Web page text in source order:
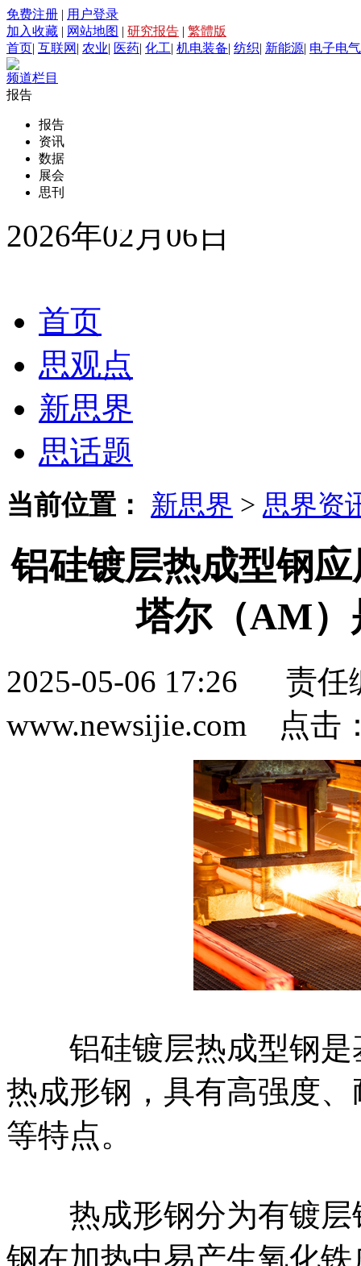
免费注册 | 用户登录
加入收藏 | 网站地图 | 研究报告 | 繁體版
首页| 互联网 | 农业| 医药| 化工| 机电装备| 纺织| 新能源| 电子电气
频道栏目
报告
报告
资讯
数据
展会
思刊
2026年02月06日
首页
思观点
新思界
思话题
当前位置： 新思界 > 思界资
铝硅镀层热成型钢
塔尔（AM）
2025-05-06 17:26 责
www.newsijie.com 点击
铝硅镀层热成型钢是
热成形钢，具有高强度
等特点。
热成形钢分为有镀层
钢在加热中易产生氧化